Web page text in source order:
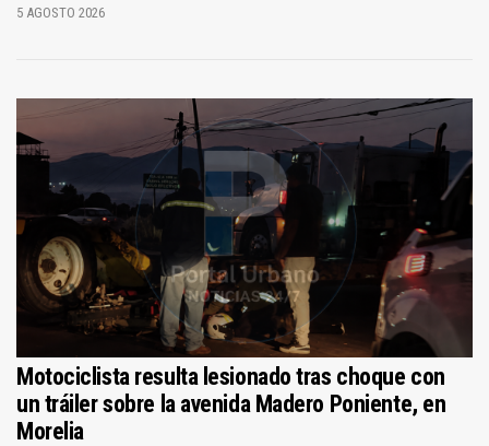
5 AGOSTO 2026
Motociclista resulta lesionado tras choque con
un tráiler sobre la avenida Madero Poniente, en
Morelia